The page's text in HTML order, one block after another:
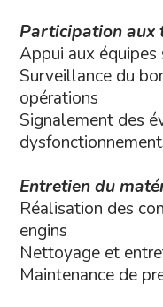
Participation aux
Appui aux
Surveillance du
opérations
Signalement des
Entretien du
Réalisation des
engins
Nettoyage et
Maintenance de